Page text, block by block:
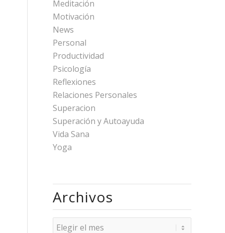
Meditación
Motivación
News
Personal
Productividad
Psicología
Reflexiones
Relaciones Personales
Superacion
Superación y Autoayuda
Vida Sana
Yoga
Archivos